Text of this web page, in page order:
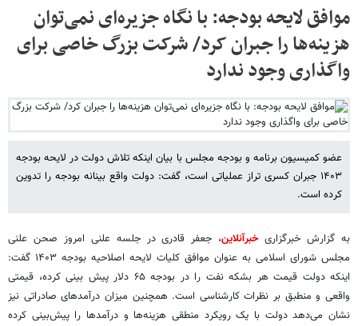
موافق لایحه بودجه: با نگاه جزیره‌ای نمی‌توان
هزینه‌ها را جبران کرد/ شرکت بزرگ خاصی برای
واگذاری وجود ندارد
عضو کمیسیون برنامه و بودجه مجلس با بیان اینکه تلاش دولت در لایحه بودجه
۱۴۰۳ جبران کسری تراز عملیاتی است، گفت: دولت واقع بینانه بودجه را تدوین
کرده است.
به گزارش خبرگزاریخبرآنلاین، جعفر قادری در جلسه علنی امروز صحن علنی
مجلس شورای اسلامی به عنوان موافق کلیات لایحه اصلاحیه بودجه ۱۴۰۳ گفت:
اینکه دولت قیمت هر بشکه نفت را در بودجه ۶۵ دلار پیش بینی کرده، قیمتی
واقعی و منطبق بر نظرات کارشناسی است. همچنین میزان درآمدهای صادراتی نیز
نشان می‌دهد دولت با یک رویکرد منطقی هزینه‌ها و درآمدها را پیش‌بینی کرده